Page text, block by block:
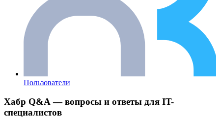
Пользователи
Хабр Q&A — вопросы и ответы для IT-
специалистов